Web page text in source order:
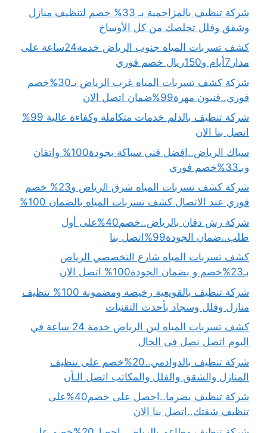
شركة تنظيف بالمزاحمية بـ 33% خصم لتنظيف منازل
وشقق وفلل تخلصك من كل الأوساخ
كشف تسربات المياه جنوب الرياض خدمة24ساعة على
مدار7أيام و150ريال خصم فوري
شركة كشف تسربات المياه غرب الرياض بـ30%خصم
فوري..فنيون مهرة99%ضمان اتصل الان
شركة تنظيف بالدلم خدمات متكاملة وكفاءة عالية 99%
اتصل بنا الان
سباك الرياض..افضل فني سباكة بجودة100% واتقان
وبـ33%خصم فوري
شركة كشف تسربات المياه شرق الرياض و23% خصم
فوري عند الاتصال كشف تسربات المياه بالضمان 100%
شركة رش دفان بالرياض..خصم40%على أول
طلب..ضمان الجودة99%اتصل بنا
كشف تسربات المياه شارع التخصصي الرياض
بـ23%خصم و بضمان الجودة100% اتصل الان
شركة تنظيف بالقويعية رخيصة ومضمونة 100% تنظيف
منازل وفلل وسجاد بأحدث التقنيات
كشف تسربات المياه لبن الرياض خدمة 24 ساعة في
اليوم اتصل نصل فى الحال
شركة تنظيف بالدوادمي..20%خصم على تنظيف
المنازل والشقق والفلل والمكاتب اتصل الـأن
شركة تنظيف بضرما..احصل على خصم40%على
تنظيف شقتك..اتصل بنا الان